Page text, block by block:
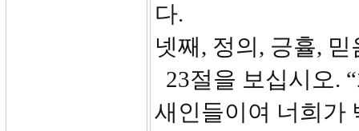
다.
넷째, 정의, 긍휼,
23절을 보십시오.
새인들이여 너희가